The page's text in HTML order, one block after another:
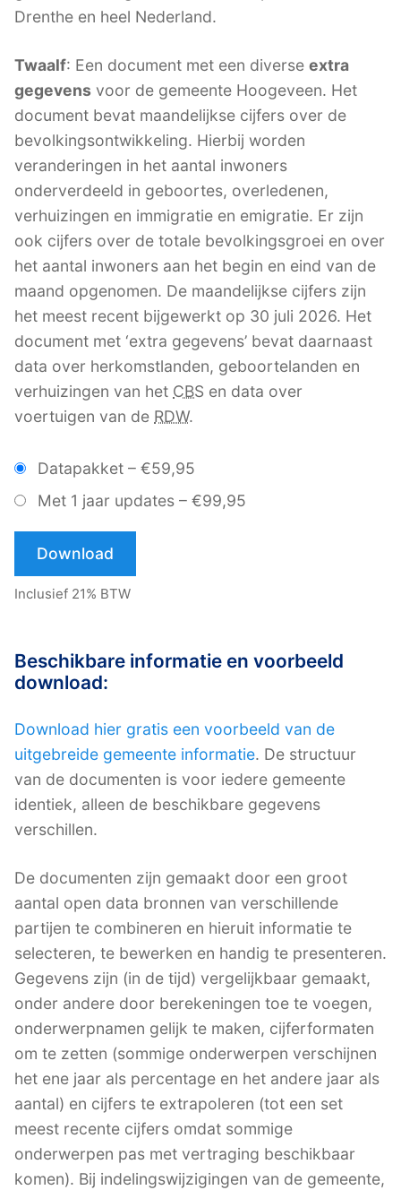
Drenthe en heel Nederland.
Twaalf: Een document met een diverse extra
gegevens voor de gemeente Hoogeveen. Het
document bevat maandelijkse cijfers over de
bevolkingsontwikkeling. Hierbij worden
veranderingen in het aantal inwoners
onderverdeeld in geboortes, overledenen,
verhuizingen en immigratie en emigratie. Er zijn
ook cijfers over de totale bevolkingsgroei en over
het aantal inwoners aan het begin en eind van de
maand opgenomen. De maandelijkse cijfers zijn
het meest recent bijgewerkt op 30 juli 2026. Het
document met ‘extra gegevens’ bevat daarnaast
data over herkomstlanden, geboortelanden en
verhuizingen van het CBS en data over
voertuigen van de RDW.
Datapakket – €59,95
Met 1 jaar updates – €99,95
Download
Inclusief 21% BTW
Beschikbare informatie en voorbeeld
download:
Download hier gratis een voorbeeld van de
uitgebreide gemeente informatie. De structuur
van de documenten is voor iedere gemeente
identiek, alleen de beschikbare gegevens
verschillen.
De documenten zijn gemaakt door een groot
aantal open data bronnen van verschillende
partijen te combineren en hieruit informatie te
selecteren, te bewerken en handig te presenteren.
Gegevens zijn (in de tijd) vergelijkbaar gemaakt,
onder andere door berekeningen toe te voegen,
onderwerpnamen gelijk te maken, cijferformaten
om te zetten (sommige onderwerpen verschijnen
het ene jaar als percentage en het andere jaar als
aantal) en cijfers te extrapoleren (tot een set
meest recente cijfers omdat sommige
onderwerpen pas met vertraging beschikbaar
komen). Bij indelingswijzigingen van de gemeente,